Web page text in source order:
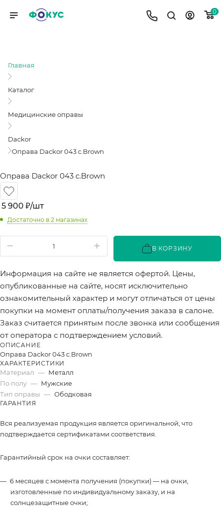
0
Главная
Каталог
Медицинские оправы
Dackor
Оправа Dackor 043 c.Brown
Оправа Dackor 043 c.Brown
5 900 ₽/шт
Достаточно в 2 магазинах
В КОРЗИНУ
Информация на сайте не является офертой. Цены,
опубликованные на сайте, носят исключительно
ознакомительный характер и могут отличаться от цены
покупки на момент оплаты/получения заказа в салоне.
Заказ считается принятым после звонка или сообщения
от оператора с подтверждением условий.
ОПИСАНИЕ
Оправа Dackor 043 c.Brown
ХАРАКТЕРИСТИКИ
Материал — Металл
По полу — Мужские
Тип оправы — Ободковая
ГАРАНТИЯ
Вся реализуемая продукция является оригинальной, что
подтверждается сертификатами соответствия.
Гарантийный срок на очки составляет:
6 месяцев с момента получения (покупки) — на очки,
изготовленные по индивидуальному заказу, и на
солнцезащитные очки;